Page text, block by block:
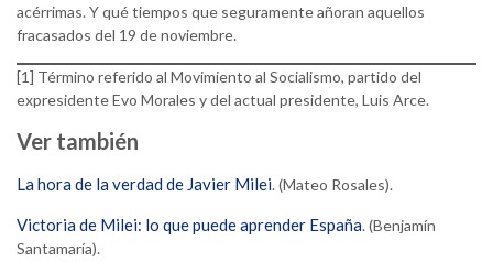
acérrimas. Y qué tiempos que seguramente añoran aquellos
fracasados del 19 de noviembre.
[1] Término referido al Movimiento al Socialismo, partido del
expresidente Evo Morales y del actual presidente, Luis Arce.
Ver también
La hora de la verdad de Javier Milei. (Mateo Rosales).
Victoria de Milei: lo que puede aprender España. (Benjamín
Santamaría).